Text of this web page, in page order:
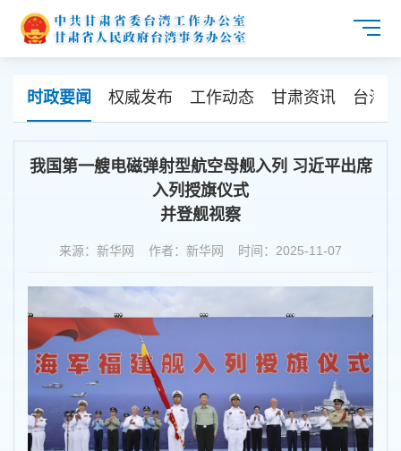
时政要闻 权威发布 工作动态 甘肃资讯 台海
我国第一艘电磁弹射型航空母舰入列 习近平出席
入列授旗仪式
并登舰视察
来源：新华网 作者：新华网 时间：2025-11-07